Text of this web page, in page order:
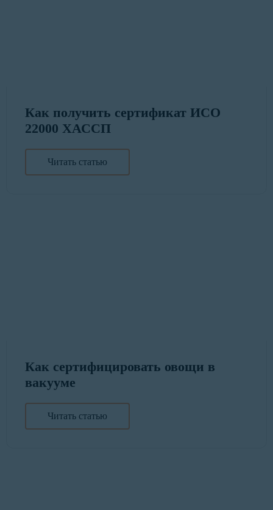
Как получить сертификат ИСО
22000 ХАССП
Читать статью
Как сертифицировать овощи в
вакууме
Читать статью